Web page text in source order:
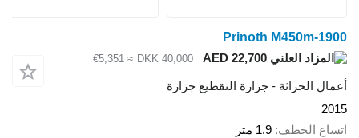
Prinoth M450m-1900
DKK 40,000
≈ €5,351
أعمال الحراثة - جرارة التقطيع جزازة
2015
اتساع الخطف 1.9 متر